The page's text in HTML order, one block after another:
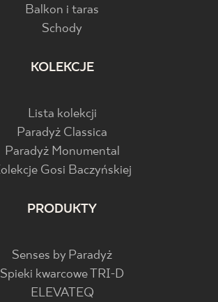
Balkon i taras
Schody
KOLEKCJE
Lista kolekcji
Paradyż Classica
Paradyż Monumental
Gosi Baczyńskiej
PRODUKTY
Senses by Paradyż
Spieki kwarcowe TRI-D
ELEVATEQ